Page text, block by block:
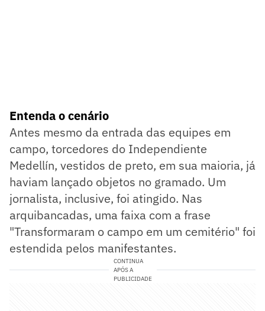
Entenda o cenário
Antes mesmo da entrada das equipes em
campo, torcedores do Independiente
Medellín, vestidos de preto, em sua maioria, já
haviam lançado objetos no gramado. Um
jornalista, inclusive, foi atingido. Nas
arquibancadas, uma faixa com a frase
"Transformaram o campo em um cemitério" foi
estendida pelos manifestantes.
CONTINUA
APÓS A
PUBLICIDADE